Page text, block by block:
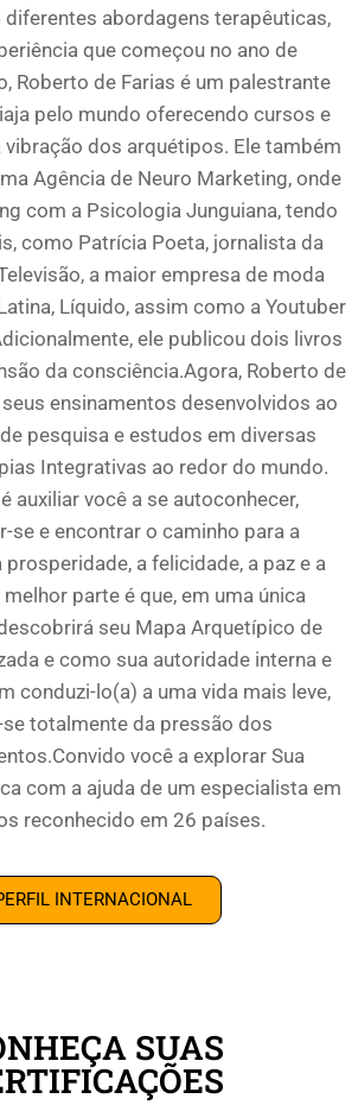
abordagens terapêuticas,
que começou no ano de
Roberto de Farias é um palestrante
pelo mundo oferecendo cursos e
dos arquétipos. Ele também
Agência de Neuro Marketing, onde
com a Psicologia Junguiana, tendo
como Patrícia Poeta, jornalista da
a maior empresa de moda
Líquido, assim como a Youtuber
ele publicou dois livros
da consciência.Agora, Roberto de
ensinamentos desenvolvidos ao
pesquisa e estudos em diversas
Integrativas ao redor do mundo.
auxiliar você a se autoconhecer,
se e encontrar o caminho para a
a felicidade, a paz e a
parte é que, em uma única
seu Mapa Arquetípico de
e como sua autoridade interna e
conduzi-lo(a) a uma vida mais leve,
totalmente da pressão dos
você a explorar Sua
com a ajuda de um especialista em
reconhecido em 26 países.
INTERNACIONAL
SUAS